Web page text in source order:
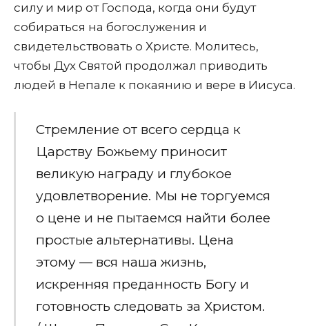
силу и мир от Господа, когда они будут
собираться на богослужения и
свидетельствовать о Христе. Молитесь,
чтобы Дух Святой продолжал приводить
людей в Непале к покаянию и вере в Иисуса.
Стремление от всего сердца к
Царству Божьему приносит
великую награду и глубокое
удовлетворение. Мы не торгуемся
о цене и не пытаемся найти более
простые альтернативы. Цена
этому — вся наша жизнь,
искренняя преданность Богу и
готовность следовать за Христом.